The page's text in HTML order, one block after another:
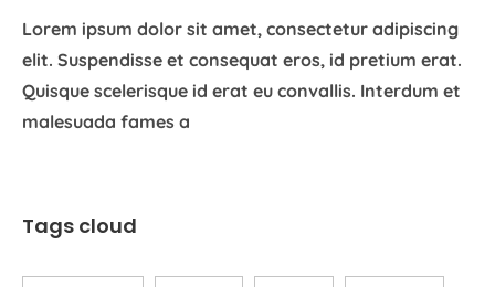
Lorem ipsum dolor sit amet, consectetur adipiscing
elit. Suspendisse et consequat eros, id pretium erat.
Quisque scelerisque id erat eu convallis. Interdum et
malesuada fames a
Tags cloud